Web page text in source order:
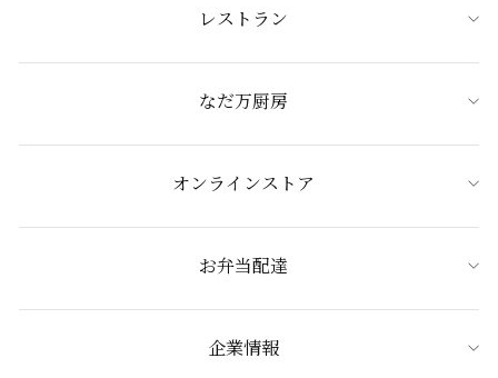
レストラン
なだ万厨房
オンラインストア
お弁当配達
企業情報